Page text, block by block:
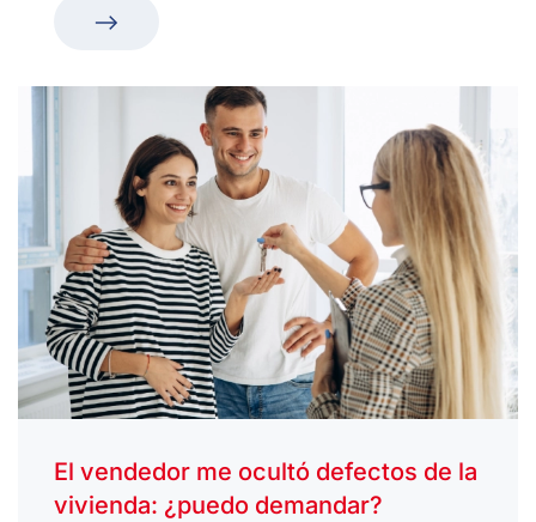
El vendedor me ocultó defectos de la
vivienda: ¿puedo demandar?